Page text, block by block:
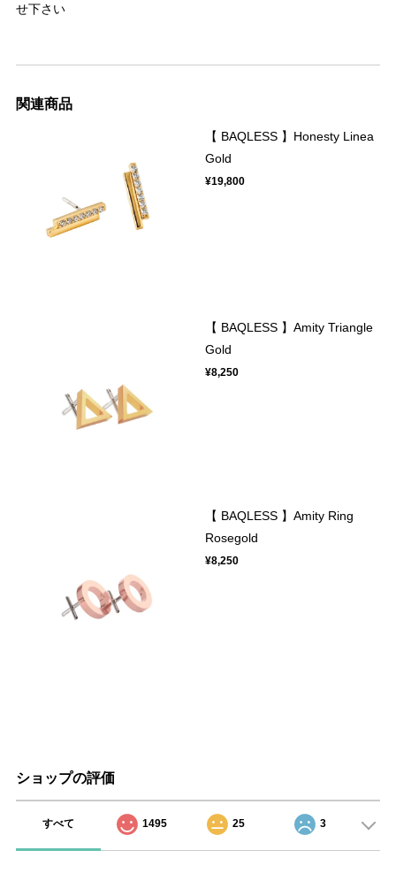
せ下さい
関連商品
【 BAQLESS 】Honesty Linea
Gold
¥19,800
【 BAQLESS 】Amity Triangle
Gold
¥8,250
【 BAQLESS 】Amity Ring
Rosegold
¥8,250
ショップの評価
すべて 1495 25 3